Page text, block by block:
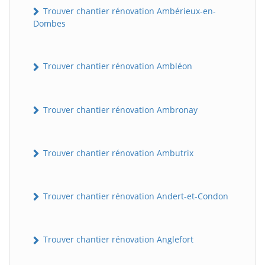
Trouver chantier rénovation Ambérieux-en-
Dombes
Trouver chantier rénovation Ambléon
Trouver chantier rénovation Ambronay
Trouver chantier rénovation Ambutrix
Trouver chantier rénovation Andert-et-Condon
Trouver chantier rénovation Anglefort